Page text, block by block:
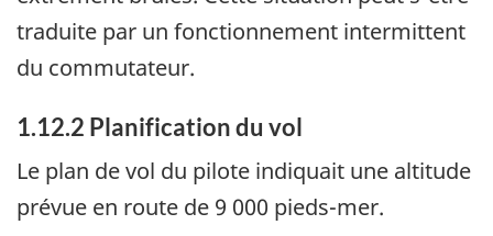
traduite par un fonctionnement intermittent
du commutateur.
1.12.2 Planification du vol
Le plan de vol du pilote indiquait une altitude
prévue en route de 9 000 pieds-mer.